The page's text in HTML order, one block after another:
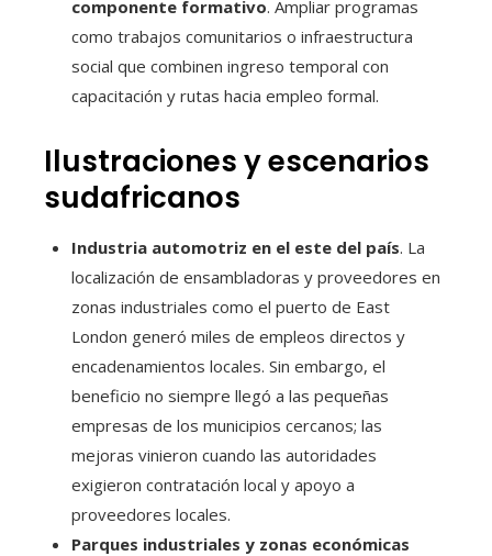
componente formativo. Ampliar programas
como trabajos comunitarios o infraestructura
social que combinen ingreso temporal con
capacitación y rutas hacia empleo formal.
Ilustraciones y escenarios
sudafricanos
Industria automotriz en el este del país. La
localización de ensambladoras y proveedores en
zonas industriales como el puerto de East
London generó miles de empleos directos y
encadenamientos locales. Sin embargo, el
beneficio no siempre llegó a las pequeñas
empresas de los municipios cercanos; las
mejoras vinieron cuando las autoridades
exigieron contratación local y apoyo a
proveedores locales.
Parques industriales y zonas económicas